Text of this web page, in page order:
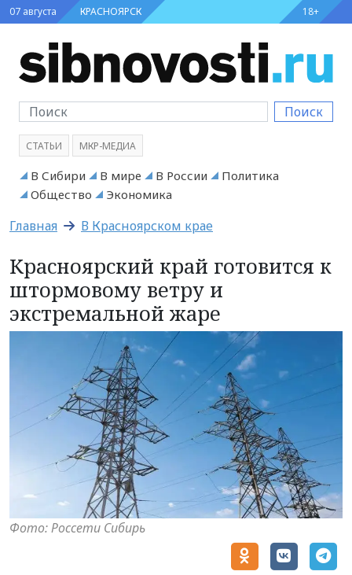
07 августа КРАСНОЯРСК 18+
Поиск
СТАТЬИ МКР-МЕДИА
В Сибири В мире В России
Политика
Общество
Экономика
Главная В Красноярском крае
Красноярский край готовится к
штормовому ветру и
экстремальной жаре
Фото: Россети Сибирь